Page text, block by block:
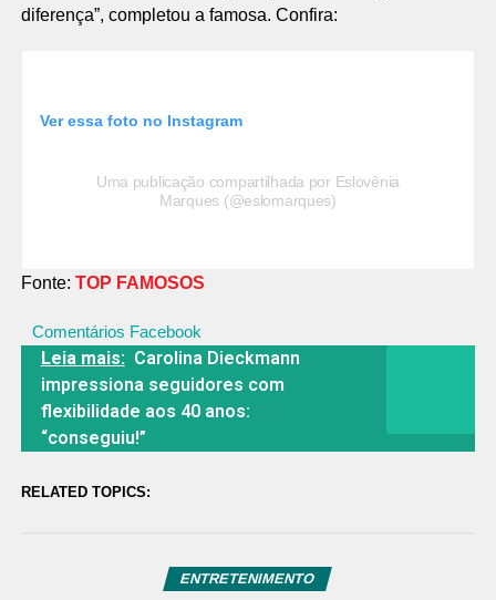
diferença”, completou a famosa. Confira:
Ver essa foto no Instagram
Uma publicação compartilhada por Eslovênia
Marques (@eslomarques)
Fonte: TOP FAMOSOS
Comentários Facebook
Leia mais: Carolina Dieckmann
impressiona seguidores com
flexibilidade aos 40 anos:
“conseguiu!”
RELATED TOPICS:
ENTRETENIMENTO